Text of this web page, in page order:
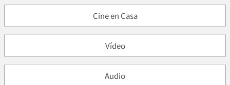
Cine en Casa
Vídeo
Audio